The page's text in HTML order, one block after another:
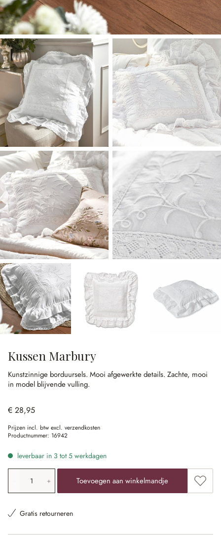
Kussen Marbury
Kunstzinnige borduursels. Mooi afgewerkte details. Zachte, mooi
in model blijvende vulling.
€ 28,95
Prijzen incl. btw excl. verzendkosten
Productnummer: 16942
leverbaar in 3 tot 5 werkdagen
Producthoeveelheid: voer de gewenste waarde in of
Toevoegen aan winkelmandje
Gratis retourneren